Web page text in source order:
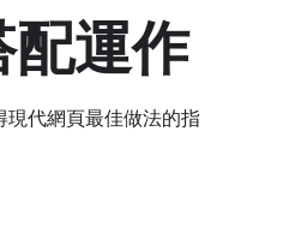
配運作
代網頁最佳做法的指